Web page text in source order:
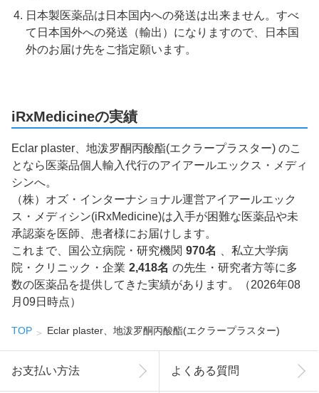
日本製医薬品は日本国内への発送は出来ません。すべ
て日本国外への発送（輸出）になりますので、日本国
外のお届け先をご指定願います。
iRxMedicineの実績
Eclar plaster、地泼罗酮丙酸酯(エクラープラスター) のこ
となら医薬品個人輸入代行のアイアールエックス・メディ
シンへ。
（株）オズ・インターナショナル運営アイアールエック
ス・メディシン(iRxMedicine)は入手が困難な医薬品や未
承認薬を医師、患者様にお届けします。
これまで、国公立病院・研究機関 970名
、私立大学病
院・クリニック・企業 2,418名 の先生・研究者方等に多
数の医薬品を提供してきた実績があります。（2026年08
月09日時点）
TOP Eclar plaster、地泼罗酮丙酸酯(エクラープラスター)
お支払い方法 よくある質問